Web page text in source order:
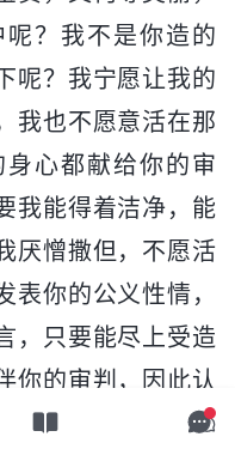
？我不是你造的
呢？我宁愿让我的
我也不愿意活在那
心都献给你的审
我能得着洁净，能
厌憎撒但，不愿活
你的公义性情，
，只要能尽上受造
你的审判，因此认
的权势。”他总这么